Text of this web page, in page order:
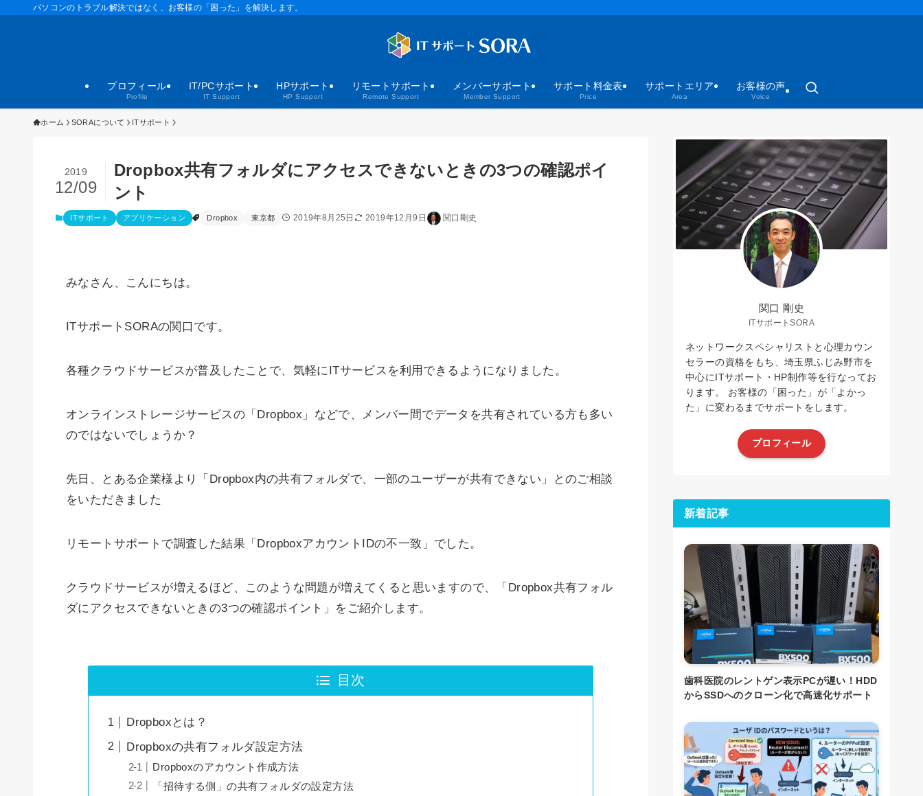
パソコンのトラブル解決ではなく、お客様の「困った」を解決します。
プロフィール
Profile
IT/PCサポート
IT Support
HPサポート
HP Support
リモートサポート
Remote Support
メンバーサポート
Member Support
サポート料金表
Price
サポートエリア
Area
お客様の声
Voice
ホーム SORAについて ITサポート
Dropbox共有フォルダにアクセスできないときの3つの確認ポイ
ント
2019
12/09
ITサポート アプリケーション Dropbox 東京都 2019年8月25日 2019年12月9日 関口剛史
みなさん、こんにちは。
ITサポートSORAの関口です。
各種クラウドサービスが普及したことで、気軽にITサービスを利用できるようになりました。
オンラインストレージサービスの「Dropbox」などで、メンバー間でデータを共有されている方も多い
のではないでしょうか？
先日、とある企業様より「Dropbox内の共有フォルダで、一部のユーザーが共有できない」とのご相談
をいただきました
リモートサポートで調査した結果「DropboxアカウントIDの不一致」でした。
クラウドサービスが増えるほど、このような問題が増えてくると思いますので、「Dropbox共有フォル
ダにアクセスできないときの3つの確認ポイント」をご紹介します。
目次
Dropboxとは？
Dropboxの共有フォルダ設定方法
Dropboxのアカウント作成方法
「招待する側」の共有フォルダの設定方法
関口 剛史
ITサポートSORA
ネットワークスペシャリストと心理カウン
セラーの資格をもち、埼玉県ふじみ野市を
中心にITサポート・HP制作等を行なってお
ります。 お客様の「困った」が「よかっ
た」に変わるまでサポートをします。
プロフィール
新着記事
歯科医院のレントゲン表示PCが遅い！HDD
からSSDへのクローン化で高速化サポート